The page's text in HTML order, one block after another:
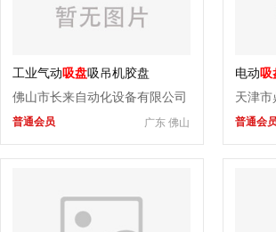
工业气动吸盘吸吊机胶盘
佛山市长来自动化设备有限公司
广东 佛山
普通会员
电动吸
天津市
普通会员